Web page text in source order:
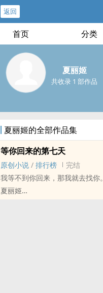
返回
首页 分类
夏丽姬
共收录 1 部作品
夏丽姬的全部作品集
等你回来的第七天
原创小说 / 排行榜
完结
我等不到你回来，那我就去找你。
夏丽姬